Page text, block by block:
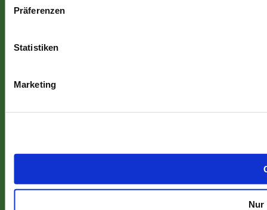
Präferenzen
Statistiken
Marketing
Nur